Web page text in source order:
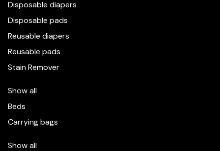
Disposable diapers
Disposable pads
Reusable diapers
Reusable pads
Stain Remover
Show all
Beds
Carrying bags
Show all